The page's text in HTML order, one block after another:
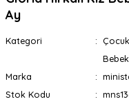
Ay
Kategori
Bebek
Marka
Stok Kodu